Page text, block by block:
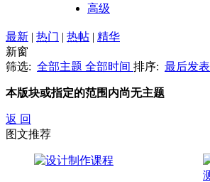
高级
最新 | 热门 | 热帖 | 精华
新窗
筛选: 全部主题 全部时间 排序: 最后发表
本版块或指定的范围内尚无主题
返 回
图文推荐